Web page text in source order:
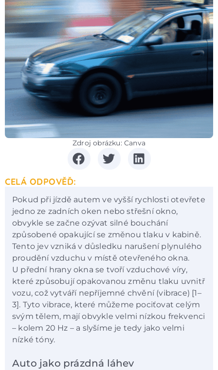
Zdroj obrázku: Canva
CELÁ ODPOVĚĎ:
Pokud při jízdě autem ve vyšší rychlosti otevřete
jedno ze zadních oken nebo střešní okno,
obvykle se začne ozývat silné bouchání
způsobené opakující se změnou tlaku v kabině.
Tento jev vzniká v důsledku narušení plynulého
proudění vzduchu v místě otevřeného okna.
U přední hrany okna se tvoří vzduchové víry,
které způsobují opakovanou změnu tlaku uvnitř
vozu, což vytváří nepříjemné chvění (vibrace) [1–
3]. Tyto vibrace, které můžeme pociťovat celým
svým tělem, mají obvykle velmi nízkou frekvenci
– kolem 20 Hz – a slyšíme je tedy jako velmi
nízké tóny.
Auto jako prázdná láhev